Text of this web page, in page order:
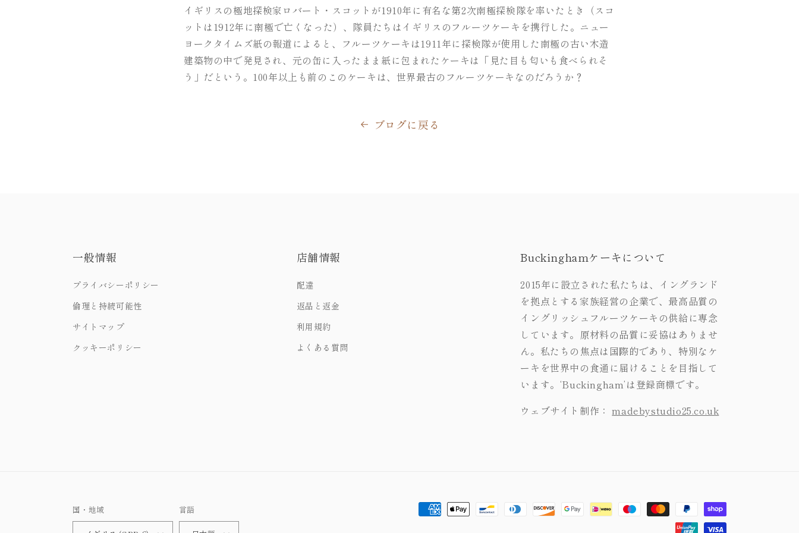
イギリスの極地探検家ロバート・スコットが1910年に有名な第2次南極探検隊を率いたとき（スコ
ットは1912年に南極で亡くなった）、隊員たちはイギリスのフルーツケーキを携行した。ニュー
ヨークタイムズ紙の報道によると、フルーツケーキは1911年に探検隊が使用した南極の古い木造
建築物の中で発見され、元の缶に入ったまま紙に包まれたケーキは「見た目も匂いも食べられそ
う」だという。100年以上も前のこのケーキは、世界最古のフルーツケーキなのだろうか？
ブログに戻る
一般情報
プライバシーポリシー
倫理と持続可能性
サイトマップ
クッキーポリシー
店舗情報
配達
返品と返金
利用規約
よくある質問
Buckinghamケーキについて
2015年に設立された私たちは、イングランド
を拠点とする家族経営の企業で、最高品質の
イングリッシュフルーツケーキの供給に専念
しています。原材料の品質に妥協はありませ
ん。私たちの焦点は国際的であり、特別なケ
ーキを世界中の食通に届けることを目指して
います。‘Buckingham’は登録商標です。
ウェブサイト制作：madebystudio25.co.uk
国・地域 言語